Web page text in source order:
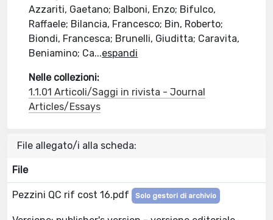
Azzariti, Gaetano; Balboni, Enzo; Bifulco,
Raffaele; Bilancia, Francesco; Bin, Roberto;
Biondi, Francesca; Brunelli, Giuditta; Caravita,
Beniamino; Ca...espandi
Nelle collezioni:
1.1.01 Articoli/Saggi in rivista - Journal
Articles/Essays
File allegato/i alla scheda:
File
Pezzini QC rif cost 16.pdf Solo gestori di archivio